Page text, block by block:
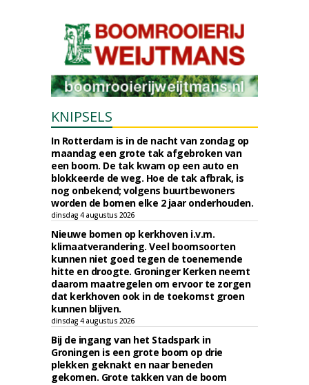
KNIPSELS
In Rotterdam is in de nacht van zondag op
maandag een grote tak afgebroken van
een boom. De tak kwam op een auto en
blokkeerde de weg. Hoe de tak afbrak, is
nog onbekend; volgens buurtbewoners
worden de bomen elke 2 jaar onderhouden.
dinsdag 4 augustus 2026
Nieuwe bomen op kerkhoven i.v.m.
klimaatverandering. Veel boomsoorten
kunnen niet goed tegen de toenemende
hitte en droogte. Groninger Kerken neemt
daarom maatregelen om ervoor te zorgen
dat kerkhoven ook in de toekomst groen
kunnen blijven.
dinsdag 4 augustus 2026
Bij de ingang van het Stadspark in
Groningen is een grote boom op drie
plekken geknakt en naar beneden
gekomen. Grote takken van de boom